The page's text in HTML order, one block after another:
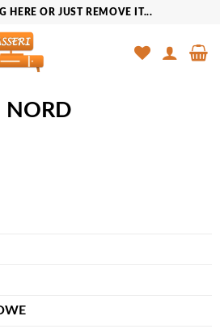
HERE OR JUST REMOVE IT...
NORD